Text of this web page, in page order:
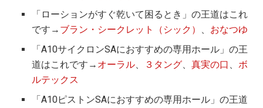
「ローションがすぐ乾いて困るとき」の王道はこれ
です→ ブラン・シークレット（シック）
おなつゆ
「A10サイクロンSAにおすすめの専用ホール」の王
道はこれです→ オーラル ３タング 、真実の口
ボ
ルテックス
「A10ピストンSAにおすすめの専用ホール」の王道